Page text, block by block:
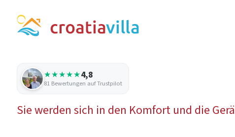
★★★★★4,8
81 Bewertungen auf Trustpilot
Sie werden sich in den Komfort und die